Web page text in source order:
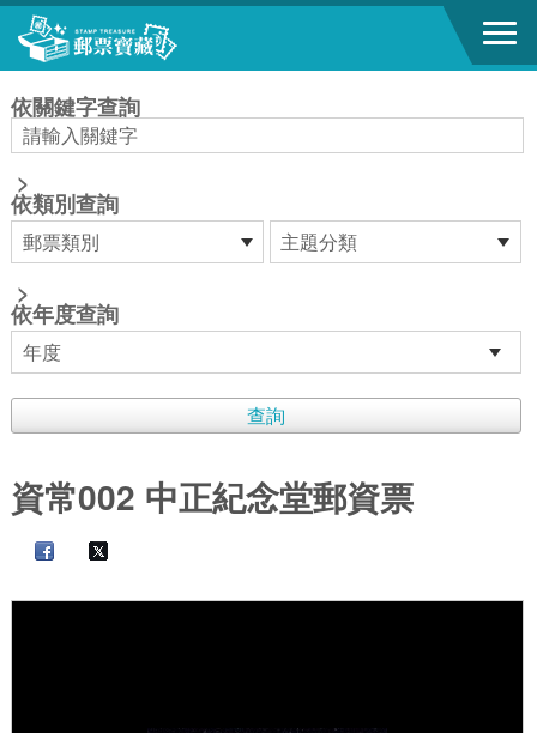
跳到主要內容區塊
依關鍵字查詢
>
依類別查詢
>
依年度查詢
資常002 中正紀念堂郵資票